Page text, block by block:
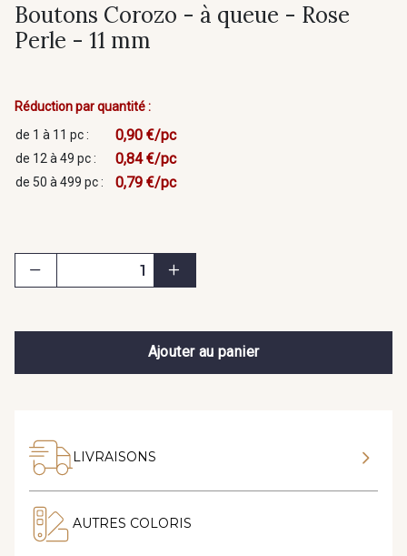
Boutons Corozo - à queue - Rose
Perle - 11 mm
Réduction par quantité :
de 1 à 11 pc :
0,90 €/pc
de 12 à 49 pc : 0,84 €/pc
de 50 à 499 pc : 0,79 €/pc
Ajouter au panier
LIVRAISONS
AUTRES COLORIS